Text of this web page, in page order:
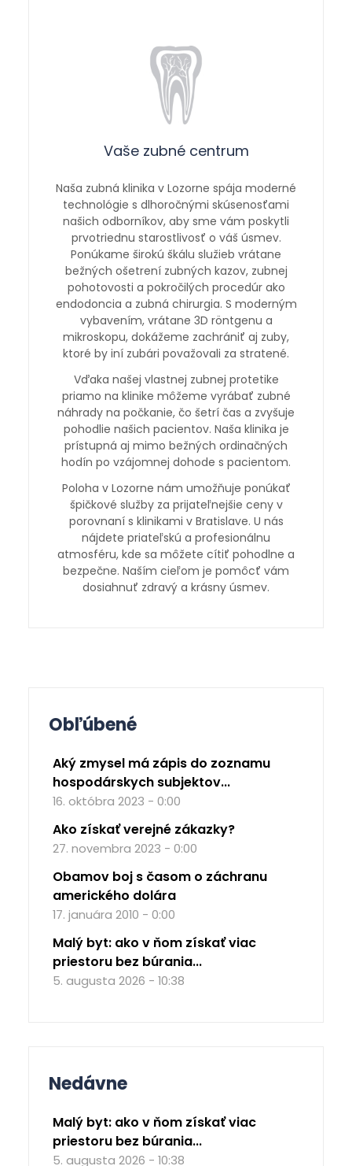
Vaše zubné centrum
Naša zubná klinika v Lozorne spája moderné
technológie s dlhoročnými skúsenosťami
našich odborníkov, aby sme vám poskytli
prvotriednu starostlivosť o váš úsmev.
Ponúkame širokú škálu služieb vrátane
bežných ošetrení zubných kazov, zubnej
pohotovosti a pokročilých procedúr ako
endodoncia a zubná chirurgia. S moderným
vybavením, vrátane 3D röntgenu a
mikroskopu, dokážeme zachrániť aj zuby,
ktoré by iní zubári považovali za stratené.
Vďaka našej vlastnej zubnej protetike
priamo na klinike môžeme vyrábať zubné
náhrady na počkanie, čo šetrí čas a zvyšuje
pohodlie našich pacientov. Naša klinika je
prístupná aj mimo bežných ordinačných
hodín po vzájomnej dohode s pacientom.
Poloha v Lozorne nám umožňuje ponúkať
špičkové služby za prijateľnejšie ceny v
porovnaní s klinikami v Bratislave. U nás
nájdete priateľskú a profesionálnu
atmosféru, kde sa môžete cítiť pohodlne a
bezpečne. Naším cieľom je pomôcť vám
dosiahnuť zdravý a krásny úsmev.
Obľúbené
Aký zmysel má zápis do zoznamu
hospodárskych subjektov...
16. októbra 2023 - 0:00
Ako získať verejné zákazky?
27. novembra 2023 - 0:00
Obamov boj s časom o záchranu
amerického dolára
17. januára 2010 - 0:00
Malý byt: ako v ňom získať viac
priestoru bez búrania...
5. augusta 2026 - 10:38
Nedávne
Malý byt: ako v ňom získať viac
priestoru bez búrania...
5. augusta 2026 - 10:38